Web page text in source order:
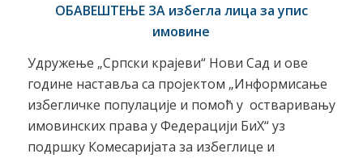
ОБАВЕШТЕЊЕ ЗА избегла лица за упис
имовине
Удружење „Српски крајеви“ Нови Сад и ове
године наставља са пројектом „Информисање
избегличке популације и помоћ у остваривању
имовинских права у Федерацији БиХ“ уз
подршку Комесаријата за избеглице и